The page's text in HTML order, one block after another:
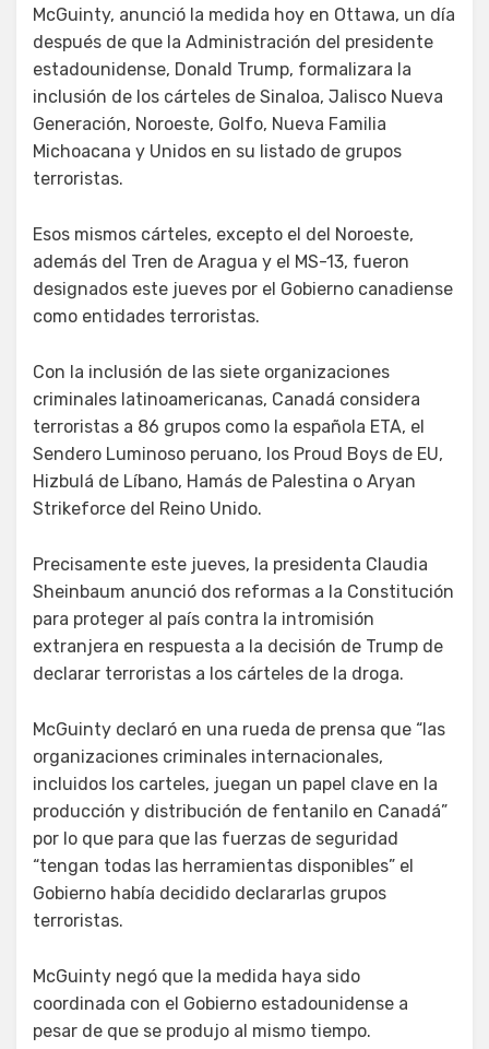
McGuinty, anunció la medida hoy en Ottawa, un día
después de que la Administración del presidente
estadounidense, Donald Trump, formalizara la
inclusión de los cárteles de Sinaloa, Jalisco Nueva
Generación, Noroeste, Golfo, Nueva Familia
Michoacana y Unidos en su listado de grupos
terroristas.
Esos mismos cárteles, excepto el del Noroeste,
además del Tren de Aragua y el MS-13, fueron
designados este jueves por el Gobierno canadiense
como entidades terroristas.
Con la inclusión de las siete organizaciones
criminales latinoamericanas, Canadá considera
terroristas a 86 grupos como la española ETA, el
Sendero Luminoso peruano, los Proud Boys de EU,
Hizbulá de Líbano, Hamás de Palestina o Aryan
Strikeforce del Reino Unido.
Precisamente este jueves, la presidenta Claudia
Sheinbaum anunció dos reformas a la Constitución
para proteger al país contra la intromisión
extranjera en respuesta a la decisión de Trump de
declarar terroristas a los cárteles de la droga.
McGuinty declaró en una rueda de prensa que “las
organizaciones criminales internacionales,
incluidos los carteles, juegan un papel clave en la
producción y distribución de fentanilo en Canadá”
por lo que para que las fuerzas de seguridad
“tengan todas las herramientas disponibles” el
Gobierno había decidido declararlas grupos
terroristas.
McGuinty negó que la medida haya sido
coordinada con el Gobierno estadounidense a
pesar de que se produjo al mismo tiempo.